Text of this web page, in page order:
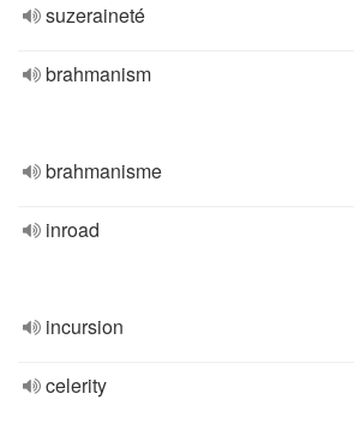
suzeraineté
brahmanism
brahmanisme
inroad
incursion
celerity